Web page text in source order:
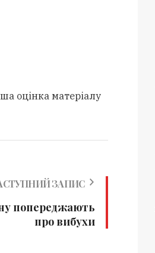
оцінка матеріалу
ЗАПИС
попереджають
про вибухи